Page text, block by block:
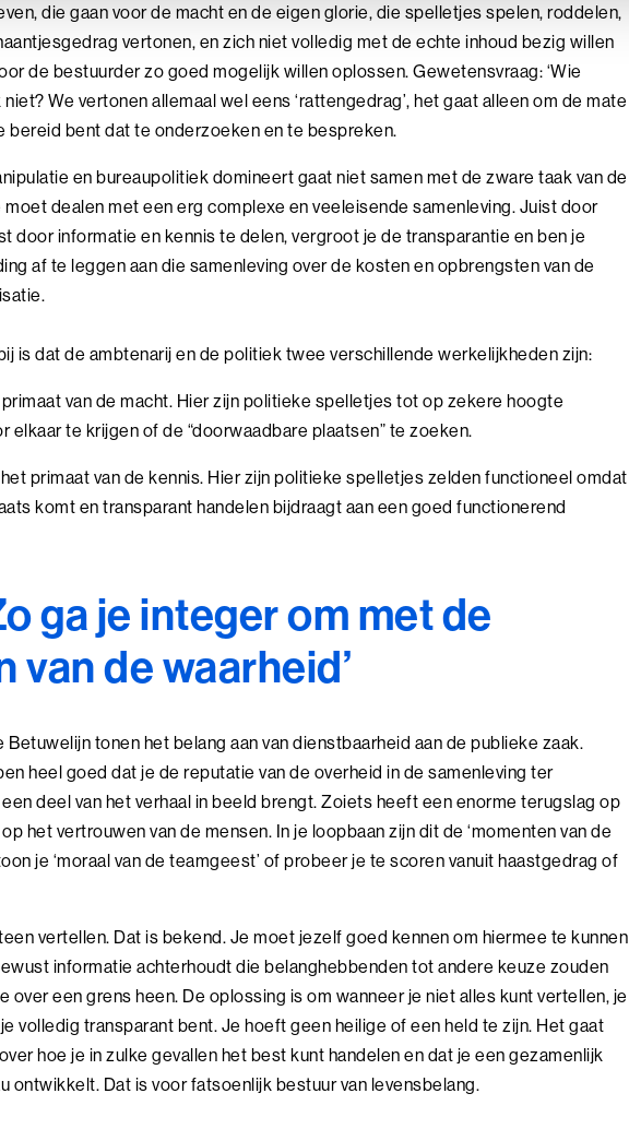
die gaan voor de macht en de eigen glorie, die spelletjes spelen, roddelen,
vertonen, en zich niet volledig met de echte inhoud bezig willen
de bestuurder zo goed mogelijk willen oplossen. Gewetensvraag: ‘Wie
We vertonen allemaal wel eens ‘rattengedrag’, het gaat alleen om de mate
bereid bent dat te onderzoeken en te bespreken.
en bureaupolitiek domineert gaat niet samen met de zware taak van de
dealen met een erg complexe en veeleisende samenleving. Juist door
door informatie en kennis te delen, vergroot je de transparantie en ben je
af te leggen aan die samenleving over de kosten en opbrengsten van de
is dat de ambtenarij en de politiek twee verschillende werkelijkheden zijn:
van de macht. Hier zijn politieke spelletjes tot op zekere hoogte
elkaar te krijgen of de “doorwaadbare plaatsen” te zoeken.
primaat van de kennis. Hier zijn politieke spelletjes zelden functioneel omdat
komt en transparant handelen bijdraagt aan een goed functionerend
ga je integer om met de
van de waarheid’
tonen het belang aan van dienstbaarheid aan de publieke zaak.
heel goed dat je de reputatie van de overheid in de samenleving ter
deel van het verhaal in beeld brengt. Zoiets heeft een enorme terugslag op
het vertrouwen van de mensen. In je loopbaan zijn dit de ‘momenten van de
je ‘moraal van de teamgeest’ of probeer je te scoren vanuit haastgedrag of
vertellen. Dat is bekend. Je moet jezelf goed kennen om hiermee te kunnen
informatie achterhoudt die belanghebbenden tot andere keuze zouden
over een grens heen. De oplossing is om wanneer je niet alles kunt vertellen, je
volledig transparant bent. Je hoeft geen heilige of een held te zijn. Het gaat
hoe je in zulke gevallen het best kunt handelen en dat je een gezamenlijk
ontwikkelt. Dat is voor fatsoenlijk bestuur van levensbelang.